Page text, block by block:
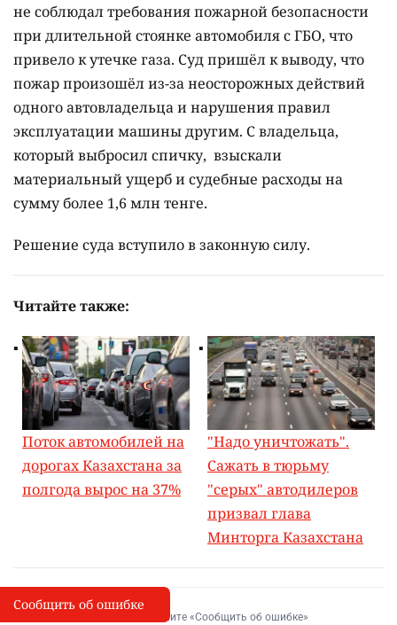
не соблюдал требования пожарной безопасности
при длительной стоянке автомобиля с ГБО, что
привело к утечке газа. Суд пришёл к выводу, что
пожар произошёл из-за неосторожных действий
одного автовладельца и нарушения правил
эксплуатации машины другим. С владельца,
который выбросил спичку, взыскали
материальный ущерб и судебные расходы на
сумму более 1,6 млн тенге.
Решение суда вступило в законную силу.
Читайте также:
Поток автомобилей на
дорогах Казахстана за
полгода вырос на 37%
"Надо уничтожать".
Сажать в тюрьму
"серых" автодилеров
призвал глава
Минторга Казахстана
I
Сообщить об опечатке
Выделите фрагмент и нажмите «Сообщить об ошибке»
Сообщить об ошибке